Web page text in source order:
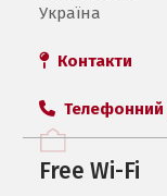
Україна
Контакти
Телефонний
Free Wi-Fi